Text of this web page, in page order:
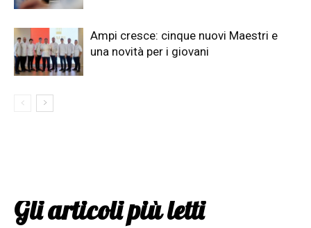
Ampi cresce: cinque nuovi Maestri e
una novità per i giovani
Gli articoli più letti